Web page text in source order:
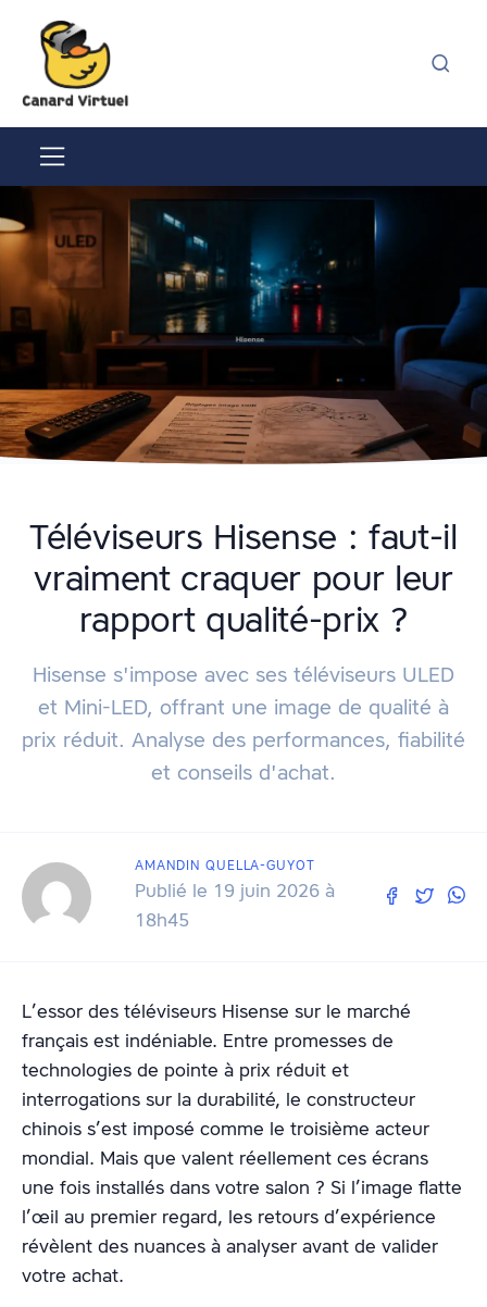
Téléviseurs Hisense : faut-il
vraiment craquer pour leur
rapport qualité-prix ?
Hisense s'impose avec ses téléviseurs ULED
et Mini-LED, offrant une image de qualité à
prix réduit. Analyse des performances, fiabilité
et conseils d'achat.
AMANDIN QUELLA-GUYOT
Publié le 19 juin 2026 à
18h45
L’essor des téléviseurs Hisense sur le marché
français est indéniable. Entre promesses de
technologies de pointe à prix réduit et
interrogations sur la durabilité, le constructeur
chinois s’est imposé comme le troisième acteur
mondial. Mais que valent réellement ces écrans
une fois installés dans votre salon ? Si l’image flatte
l’œil au premier regard, les retours d’expérience
révèlent des nuances à analyser avant de valider
votre achat.